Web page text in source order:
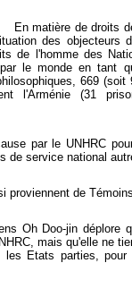
En matière de droits
des objecteurs
de l'homme des
le monde en tant
669
l'Arménie (31
par le UNHRC
de service national
proviennent de
Oh Doo-jin déplore
mais qu'elle ne
Etats parties,